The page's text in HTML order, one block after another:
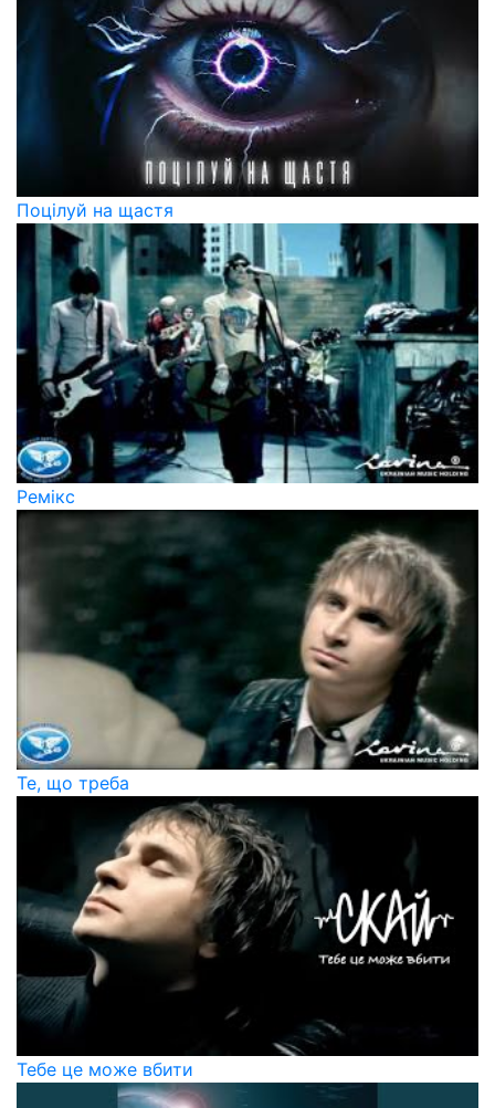
Поцілуй на щастя
Ремікс
Те, що треба
Тебе це може вбити